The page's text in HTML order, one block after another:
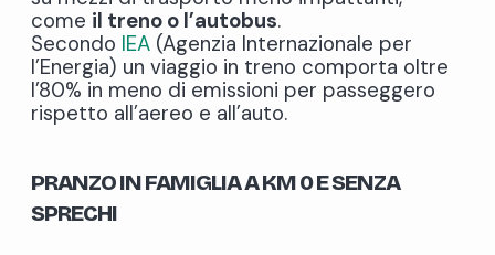
come il treno o l’autobus.
Secondo IEA (Agenzia Internazionale per
l’Energia) un viaggio in treno comporta oltre
l’80% in meno di emissioni per passeggero
rispetto all’aereo e all’auto.
PRANZO IN FAMIGLIA A KM 0 E SENZA
SPRECHI